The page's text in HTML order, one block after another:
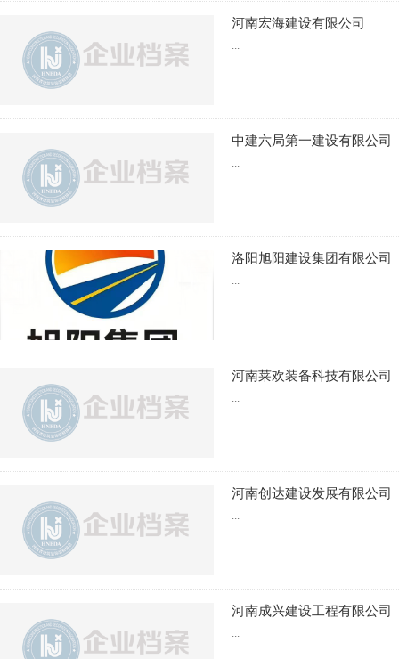
河南宏海建设有限公司
中建六局第一建设有限公司
洛阳旭阳建设集团有限公司
...
河南莱欢装备科技有限公司
...
河南创达建设发展有限公司
...
河南成兴建设工程有限公司
...